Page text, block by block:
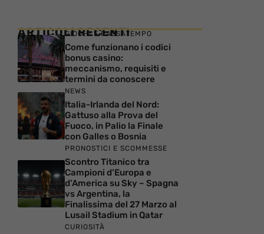
ARTICOLI RECENTI
GIOCHI E PASSATEMPO
Come funzionano i codici
bonus casino:
meccanismo, requisiti e
termini da conoscere
NEWS
Italia-Irlanda del Nord:
Gattuso alla Prova del
Fuoco, in Palio la Finale
con Galles o Bosnia
PRONOSTICI E SCOMMESSE
Scontro Titanico tra
Campioni d’Europa e
d’America su Sky – Spagna
vs Argentina, la
Finalissima del 27 Marzo al
Lusail Stadium in Qatar
CURIOSITÀ